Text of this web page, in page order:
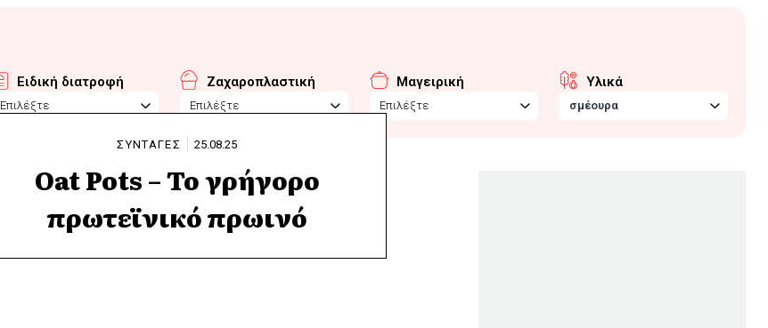
Ειδική διατροφή
Επιλέξτε
Ζαχαροπλαστική
Επιλέξτε
Μαγειρική
Επιλέξτε
Υλικά
σμέουρα
ΣΥΝΤΑΓΕΣ 25.08.25
Oat Pots – Το γρήγορο
πρωτεϊνικό πρωινό